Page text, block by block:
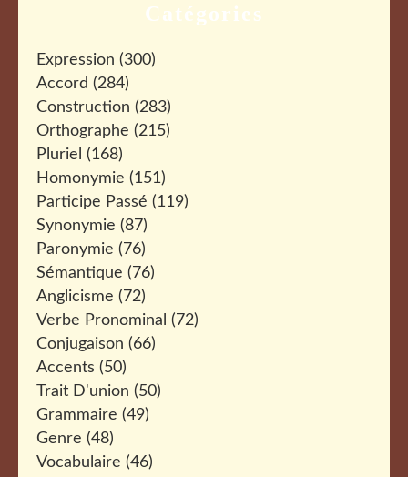
Catégories
Expression (300)
Accord (284)
Construction (283)
Orthographe (215)
Pluriel (168)
Homonymie (151)
Participe Passé (119)
Synonymie (87)
Paronymie (76)
Sémantique (76)
Anglicisme (72)
Verbe Pronominal (72)
Conjugaison (66)
Accents (50)
Trait D'union (50)
Grammaire (49)
Genre (48)
Vocabulaire (46)